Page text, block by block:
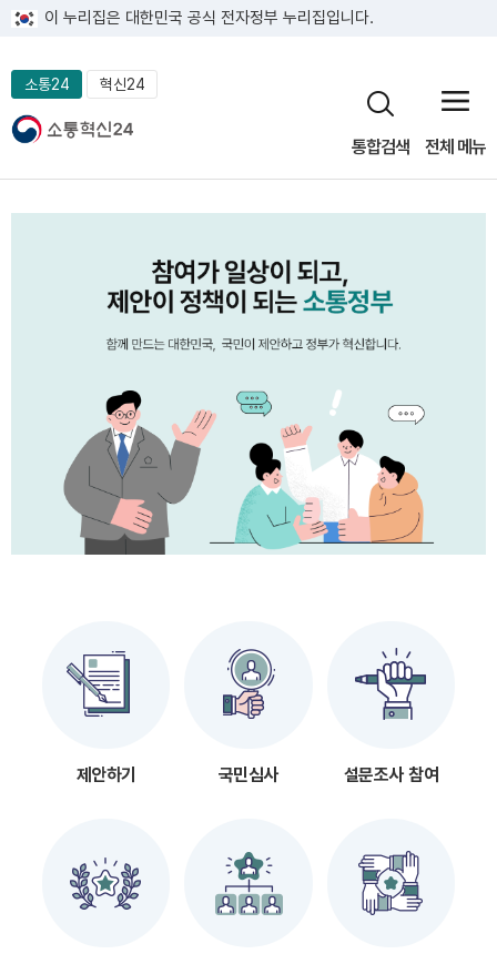
이 누리집은 대한민국 공식 전자정부 누리집입니다.
소통24 혁신24
통합검색 전체 메뉴
제안하기 국민심사 설문조사 참여